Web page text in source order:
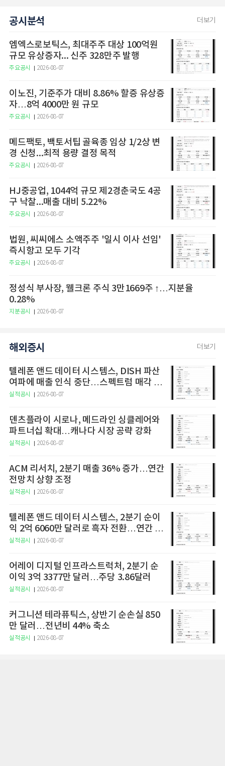
공시분석 더보기
엠엑스로보틱스, 최대주주 대상 100억원
규모 유상증자... 신주 328만주 발행
주요공시 2026-08-07
이노진, 기준주가 대비 8.86% 할증 유상증
자…8억 4000만 원 규모
주요공시 2026-08-07
메드팩토, 백토서팁 골육종 임상 1/2상 변
경 신청...최적 용량 결정 목적
주요공시 2026-08-07
HJ중공업, 1044억 규모 제2경춘국도 4공
구 낙찰...매출 대비 5.22%
주요공시 2026-08-07
법원, 씨씨에스 소액주주 '일시 이사 선임'
즉시항고 모두 기각
주요공시 2026-08-07
정성식 부사장, 웰크론 주식 3만1669주 ↑…지분율
0.28%
지분공시 2026-08-07
해외증시 더보기
텔레폰 앤드 데이터 시스템스, DISH 파산
여파에 매출 인식 중단…스펙트럼 매각 세
금 1억7000만달러 3분기 납부 예정
실적공시 2026-08-07
덴츠플라이 시로나, 메드라인 싱클레어와
파트너십 확대…캐나다 시장 공략 강화
실적공시 2026-08-07
ACM 리서치, 2분기 매출 36% 증가…연간
전망치 상향 조정
실적공시 2026-08-07
텔레폰 앤드 데이터 시스템스, 2분기 순이
익 2억 6060만 달러로 흑자 전환…연간 가
이던스 조정
실적공시 2026-08-07
어레이 디지털 인프라스트럭처, 2분기 순
이익 3억 3377만 달러…주당 3.86달러
실적공시 2026-08-07
커그니션 테라퓨틱스, 상반기 순손실 850
만 달러…전년비 44% 축소
실적공시 2026-08-07